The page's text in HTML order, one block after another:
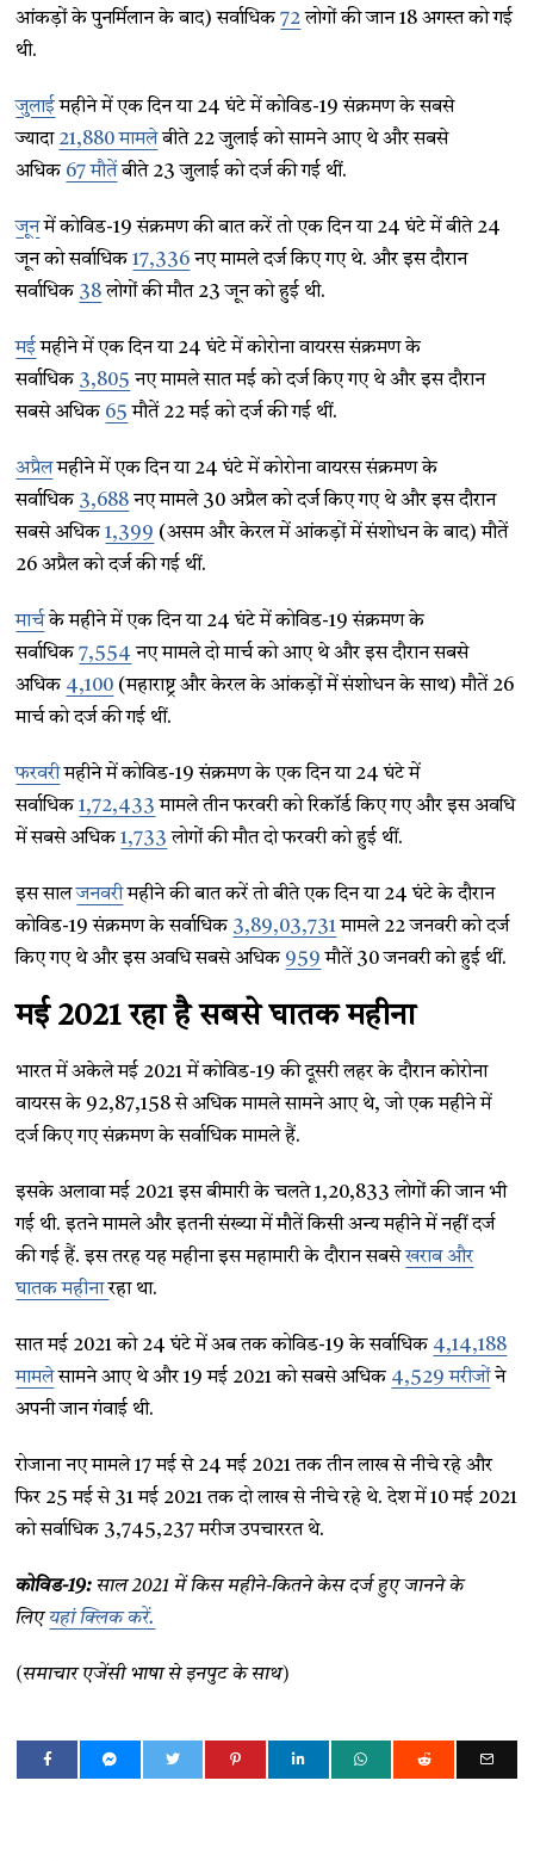
आंकड़ों के पुनर्मिलान के बाद) सर्वाधिक72लोगों की जान 18 अगस्त को गई
थी.
जुलाईमहीने में एक दिन या 24 घंटे में कोविड-19 संक्रमण के सबसे
ज्यादा 21,880 मामलेबीते 22 जुलाई को सामने आए थे और सबसे
अधिक 67 मौतेंबीते 23 जुलाई को दर्ज की गई थीं.
जूनमें कोविड-19 संक्रमण की बात करें तो एक दिन या 24 घंटे में बीते 24
जून को सर्वाधिक17,336 नए मामले दर्ज किए गए थे. और इस दौरान
सर्वाधिक 38लोगों की मौत 23 जून को हुई थी.
मईमहीने में एक दिन या 24 घंटे में कोरोना वायरस संक्रमण के
सर्वाधिक 3,805 नए मामले सात मई को दर्ज किए गए थे और इस दौरान
सबसे अधिक 65 मौतें 22 मई को दर्ज की गई थीं.
अप्रैलमहीने में एक दिन या 24 घंटे में कोरोना वायरस संक्रमण के
सर्वाधिक 3,688 नए मामले 30 अप्रैल को दर्ज किए गए थे और इस दौरान
सबसे अधिक1,399 (असम और केरल में आंकड़ों में संशोधन के बाद) मौतें
26 अप्रैल को दर्ज की गई थीं.
मार्चके महीने में एक दिन या 24 घंटे में कोविड-19 संक्रमण के
सर्वाधिक7,554 नए मामले दो मार्च को आए थे और इस दौरान सबसे
अधिक 4,100 (महाराष्ट्र और केरल के आंकड़ों में संशोधन के साथ) मौतें 26
मार्च को दर्ज की गई थीं.
फरवरीमहीने में कोविड-19 संक्रमण के एक दिन या 24 घंटे में
सर्वाधिक1,72,433 मामले तीन फरवरी को रिकॉर्ड किए गए और इस अवधि
में सबसे अधिक1,733 लोगों की मौत दो फरवरी को हुई थीं.
इस सालजनवरीमहीने की बात करें तो बीते एक दिन या 24 घंटे के दौरान
कोविड-19 संक्रमण के सर्वाधिक 3,89,03,731मामले 22 जनवरी को दर्ज
किए गए थे और इस अवधि सबसे अधिक 959 मौतें 30 जनवरी को हुई थीं.
मई 2021 रहा है सबसे घातक महीना
भारत में अकेले मई 2021 में कोविड-19 की दूसरी लहर के दौरान कोरोना
वायरस के 92,87,158 से अधिक मामले सामने आए थे, जो एक महीने में
दर्ज किए गए संक्रमण के सर्वाधिक मामले हैं.
इसके अलावा मई 2021 इस बीमारी के चलते 1,20,833 लोगों की जान भी
गई थी. इतने मामले और इतनी संख्या में मौतें किसी अन्य महीने में नहीं दर्ज
की गई हैं. इस तरह यह महीना इस महामारी के दौरान सबसेखराब और
घातक महीनारहा था.
सात मई 2021 को 24 घंटे में अब तक कोविड-19 के सर्वाधिक 4,14,188
मामलेसामने आए थे और 19 मई 2021 को सबसे अधिक 4,529 मरीजोंने
अपनी जान गंवाई थी.
रोजाना नए मामले 17 मई से 24 मई 2021 तक तीन लाख से नीचे रहे और
फिर 25 मई से 31 मई 2021 तक दो लाख से नीचे रहे थे. देश में 10 मई 2021
को सर्वाधिक 3,745,237 मरीज उपचाररत थे.
कोविड-19: साल 2021 में किस महीने-कितने केस दर्ज हुए जानने के
लिएयहां क्लिक करें.
(समाचार एजेंसी भाषा से इनपुट के साथ)